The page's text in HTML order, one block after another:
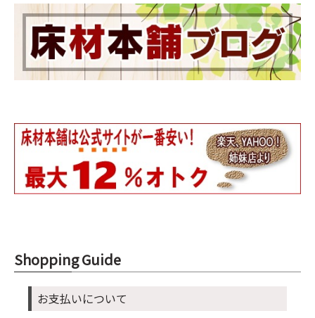
Shopping Guide
お支払いについて